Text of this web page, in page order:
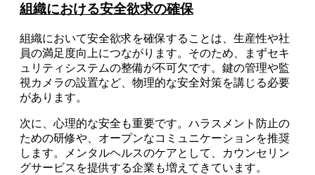
組織における安全欲求の確保
組織において安全欲求を確保することは、生産性や社
員の満足度向上につながります。そのため、まずセキ
ュリティシステムの整備が不可欠です。鍵の管理や監
視カメラの設置など、物理的な安全対策を講じる必要
があります。
次に、心理的な安全も重要です。ハラスメント防止の
ための研修や、オープンなコミュニケーションを推奨
します。メンタルヘルスのケアとして、カウンセリン
グサービスを提供する企業も増えてきています。